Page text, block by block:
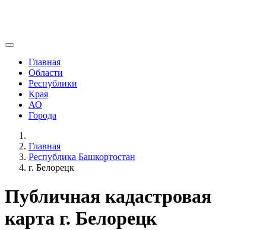
Главная
Области
Республики
Края
АО
Города
Главная
Республика Башкортостан
г. Белорецк
Публичная кадастровая
карта г. Белорецк